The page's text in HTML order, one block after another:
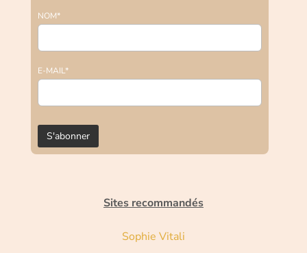
NOM*
E-MAIL*
Sites recommandés
Sophie Vitali